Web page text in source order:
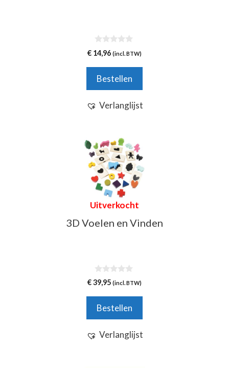
0
v
5
€ 14,96 (incl. BTW)
Bestellen
Verlanglijst
Uitverkocht
3D Voelen en Vinden
0
v
5
€39,95 (incl. BTW)
Bestellen
Verlanglijst